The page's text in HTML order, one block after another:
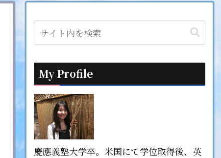
My Profile
慶應義塾大学卒。米国にて学位取得後、英